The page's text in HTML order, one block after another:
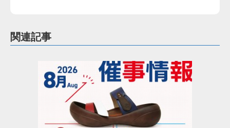
関連記事